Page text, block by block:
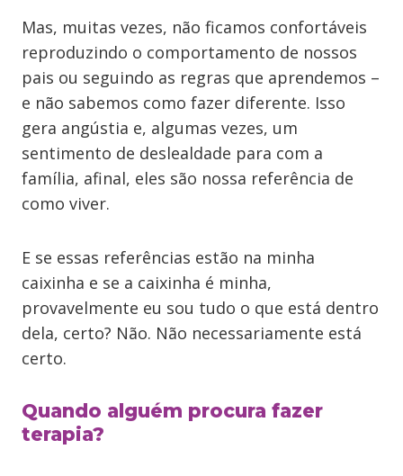
Mas, muitas vezes, não ficamos confortáveis
reproduzindo o comportamento de nossos
pais ou seguindo as regras que aprendemos –
e não sabemos como fazer diferente. Isso
gera angústia e, algumas vezes, um
sentimento de deslealdade para com a
família, afinal, eles são nossa referência de
como viver.
E se essas referências estão na minha
caixinha e se a caixinha é minha,
provavelmente eu sou tudo o que está dentro
dela, certo? Não. Não necessariamente está
certo.
Quando alguém procura fazer
terapia?